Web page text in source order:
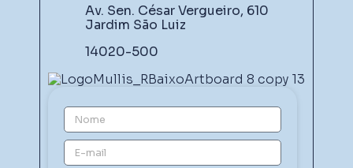
Av. Sen. César Vergueiro, 610
Jardim São Luiz
14020-500